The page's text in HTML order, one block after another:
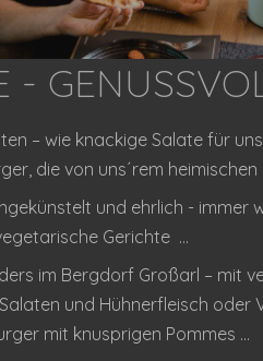
-
– wie knackige Salate für
die von uns´rem
und ehrlich - immer
Gerichte ...
im Bergdorf Großarl – mit
und Hühnerfleisch oder
mit knusprigen Pommes ...